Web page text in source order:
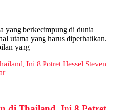
yang berkecimpung di dunia
utama yang harus diperhatikan.
yang